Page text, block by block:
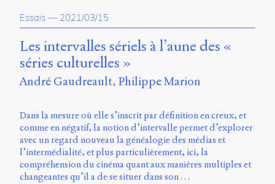
du
site
Archipel
En
ligne
Université
de
Sherbrooke
Campus
Essais — 2021/03/15
Les intervalles sériels à l’aune des «
séries culturelles »
André Gaudreault Philippe Marion
Dans la mesure où elle s’inscrit par définition en creux, et
comme en négatif, la notion d’intervalle permet d’explorer
avec un regard nouveau la généalogie des médias et
l’intermédialité, et plus particulièrement, ici, la
compréhension du cinéma quant aux manières multiples et
changeantes qu’il a de se situer dans son …